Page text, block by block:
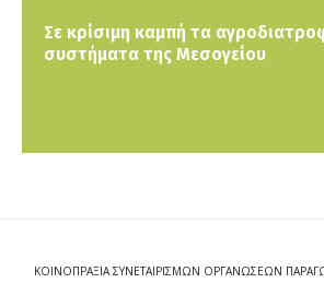
Σε κρίσιμη καμπή τα
συστήματα της Μεσογείου
ΚΟΙΝΟΠΡΑΞΙΑ ΣΥΝΕΤΑΙΡΙΣΜΩΝ ΟΡΓΑΝΩΣΕΩΝ